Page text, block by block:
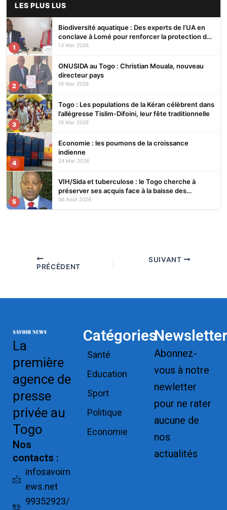
LES PLUS LUS
1
Biodiversité aquatique : Des experts de l’UA en
conclave à Lomé pour renforcer la protection des
écosystèmes
13 Mar 2026
2
ONUSIDA au Togo : Christian Mouala, nouveau
directeur pays
16 Mar 2026
3
Togo : Les populations de la Kéran célèbrent dans
l’allégresse Tislim-Difoini, leur fête traditionnelle
16 Mar 2026
4
Economie : les poumons de la croissance
indienne
24 Mar 2026
5
VIH/Sida et tuberculose : le Togo cherche à
préserver ses acquis face à la baisse des
financements
06 Août 2026
PRÉCÉDENT
SUIVANT
La
première
agence de
presse
privée au
Togo
Nos
contacts :
infosavoirn
ews.net
99352923/
Catégories
Santé
Education
Sport
Politique
Economie
Newsletter
Abonnez-
vous à notre
newletter
pour ne rater
aucune de
nos
actualités